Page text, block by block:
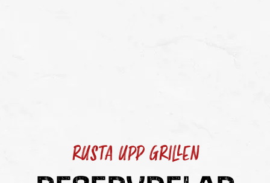
RUSTA UPP GRILLEN